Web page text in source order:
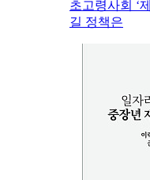
초고령사회 ‘
길 정책은